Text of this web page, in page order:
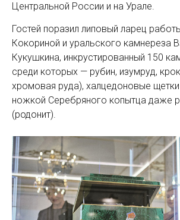
Центральной России и на Урале.
Гостей поразил липовый ларец
Кокориной и уральского камнереза
Кукушкина, инкрустированный 150
среди которых — рубин, изумруд,
хромовая руда), халцедоновые
ножкой Серебряного копытца даже
(родонит).